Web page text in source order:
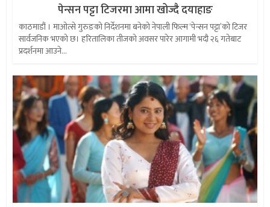
पेन्सन पट्टा टिजरमा आमा खोज्दै दयाहाङ
काठमाडौं । माओत्से गुरुङको निर्देशनमा बनेको नेपाली फिल्म ‘पेन्सन पट्टा’को टिजर
सार्वजनिक भएको छ। हरितालिका तीजको अवसर पारेर आगामी भदौ २६ गतेबाट
प्रदर्शनमा आउने...